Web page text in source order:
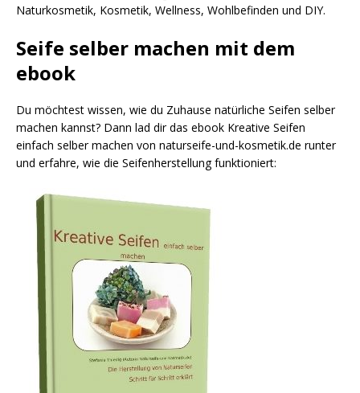
Naturkosmetik, Kosmetik, Wellness, Wohlbefinden und DIY.
Seife selber machen mit dem
ebook
Du möchtest wissen, wie du Zuhause natürliche Seifen selber
machen kannst? Dann lad dir das ebook Kreative Seifen
einfach selber machen von naturseife-und-kosmetik.de runter
und erfahre, wie die Seifenherstellung funktioniert: